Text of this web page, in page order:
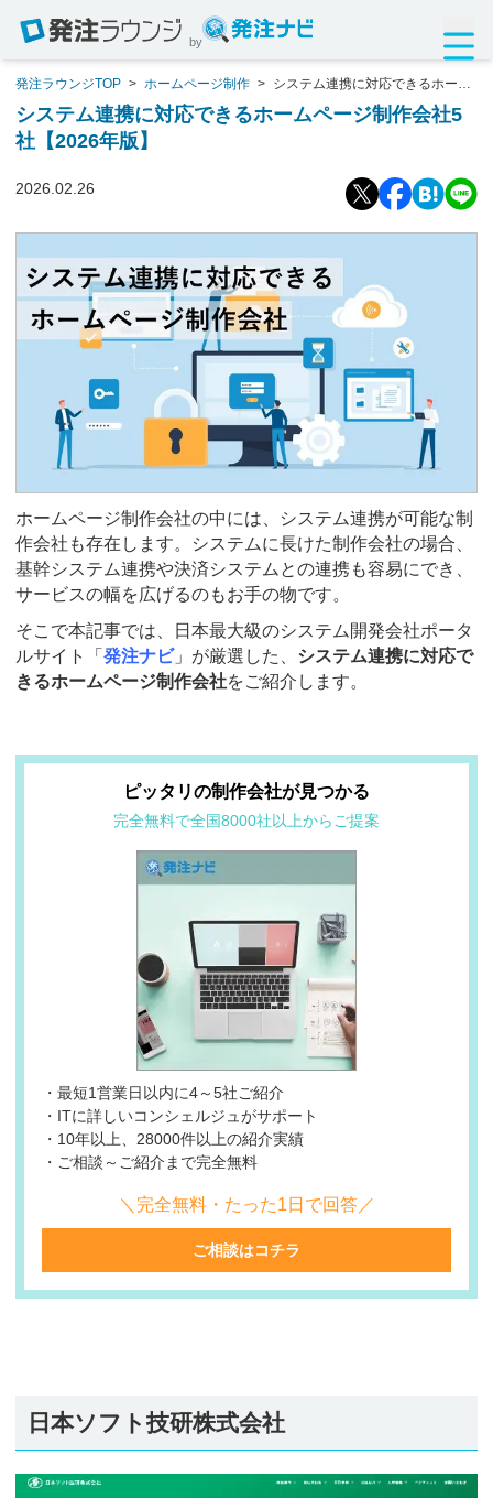
by
発注ラウンジTOP > ホームページ制作 > システム連携に対応できるホーム
ページ制作会社5社【2026年版】
システム連携に対応できるホームページ制作会社5
社【2026年版】
2026.02.26
ホームページ制作会社の中には、システム連携が可能な制
作会社も存在します。システムに長けた制作会社の場合、
基幹システム連携や決済システムとの連携も容易にでき、
サービスの幅を広げるのもお手の物です。
そこで本記事では、日本最大級のシステム開発会社ポータ
ルサイト「 発注ナビ」が厳選した、 システム連携に対応で
きるホームページ制作会社をご紹介します。
ピッタリの制作会社が見つかる
完全無料で全国8000社以上からご提案
・最短1営業日以内に4～5社ご紹介
・ITに詳しいコンシェルジュがサポート
・10年以上、28000件以上の紹介実績
・ご相談～ご紹介まで完全無料
＼完全無料・たった1日で回答／
ご相談はコチラ
日本ソフト技研株式会社